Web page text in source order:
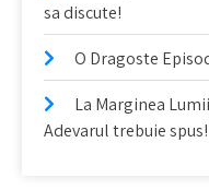
sa discute!
O Dragoste
La Marginea
Adevarul trebuie spus!